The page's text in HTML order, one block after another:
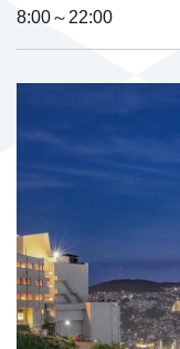
8:00～22:00